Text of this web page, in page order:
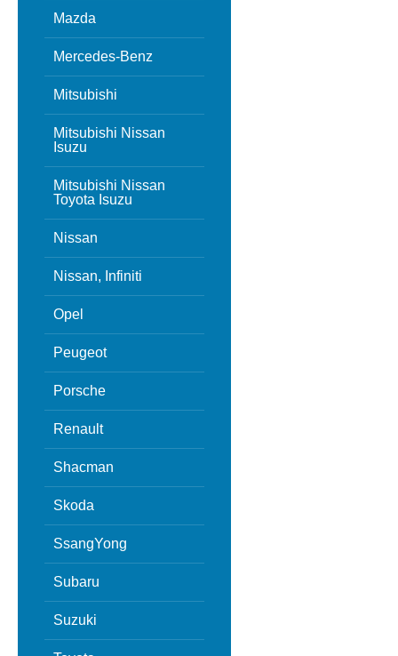
Mazda
Mercedes-Benz
Mitsubishi
Mitsubishi Nissan
Isuzu
Mitsubishi Nissan
Toyota Isuzu
Nissan
Nissan, Infiniti
Opel
Peugeot
Porsche
Renault
Shacman
Skoda
SsangYong
Subaru
Suzuki